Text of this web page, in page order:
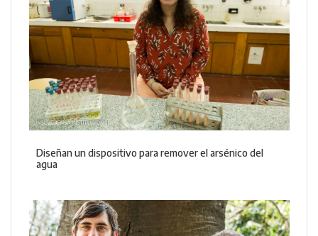
Diseñan un dispositivo para remover el arsénico del
agua